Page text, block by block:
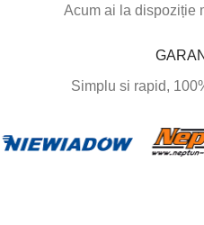
Acum ai la dispoziție
Simplu si rapid,